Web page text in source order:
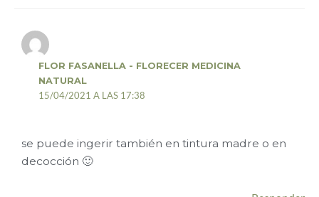
FLOR FASANELLA - FLORECER MEDICINA
NATURAL
15/04/2021 A LAS 17:38
se puede ingerir también en tintura madre o en
decocción 🙂